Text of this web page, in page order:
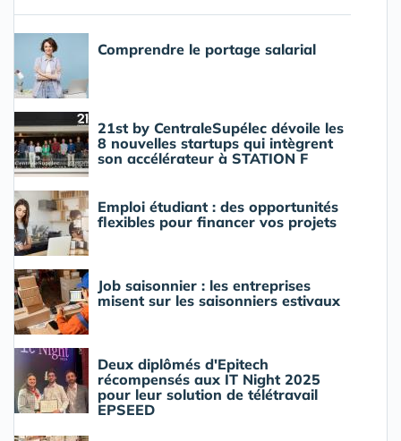
Comprendre le portage salarial
21st by CentraleSupélec dévoile les
8 nouvelles startups qui intègrent
son accélérateur à STATION F
Emploi étudiant : des opportunités
flexibles pour financer vos projets
Job saisonnier : les entreprises
misent sur les saisonniers estivaux
Deux diplômés d'Epitech
récompensés aux IT Night 2025
pour leur solution de télétravail
EPSEED